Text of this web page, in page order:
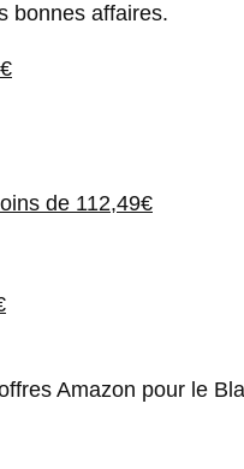
bonnes affaires.
de 112,49€
Amazon pour le